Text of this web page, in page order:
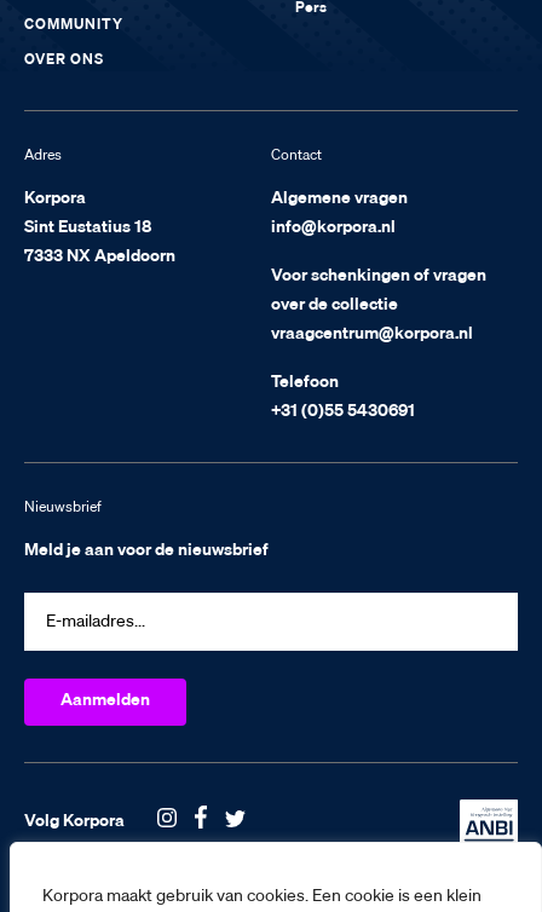
Korpora maakt gebruik van cookies. Een cookie is een klein
COMMUNITY
OVER ONS
Pers
Adres
Korpora
Sint Eustatius 18
7333 NX Apeldoorn
Contact
Algemene vragen
info@korpora.nl
Voor schenkingen of vragen
over de collectie
vraagcentrum@korpora.nl
Telefoon
+31 (0)55 5430691
Nieuwsbrief
Meld je aan voor de nieuwsbrief
Volg Korpora